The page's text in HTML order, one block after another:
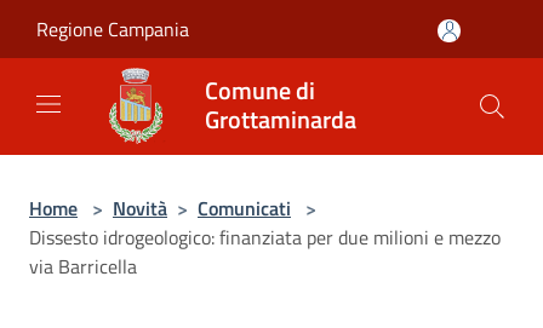
Regione Campania
Comune di
Grottaminarda
Home > Novità > Comunicati >
Dissesto idrogeologico: finanziata per due milioni e mezzo
via Barricella